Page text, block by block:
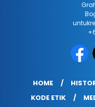
HOME
KODE ETIK